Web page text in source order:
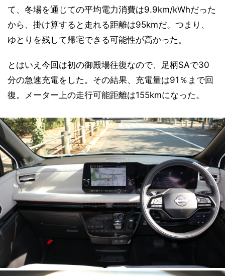
て、冬場を通じての平均電力消費は9.9km/kWhだった
から、掛け算すると走れる距離は95kmだ。つまり、
ゆとりを残して帰宅できる可能性が高かった。
とはいえ今回は初の御殿場往復なので、足柄SAで30
分の急速充電をした。その結果、充電量は91％まで回
復。メーター上の走行可能距離は155kmになった。